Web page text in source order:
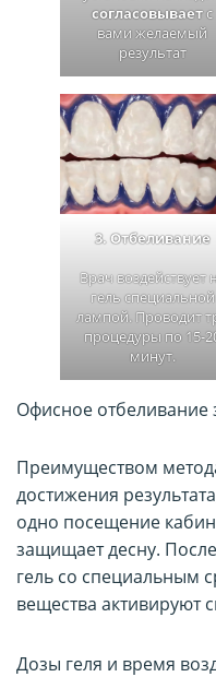
согласовываетс
вами желаемый
результат
3. Отбеливание
Врач воздействует
гель специальной
лампой. Проводит
процедуры по 15-
минут.
Офисное отбеливание
Преимуществом
достижения
одно посещение
защищает десну.
гель со специальным
вещества активируют
Дозы геля и время